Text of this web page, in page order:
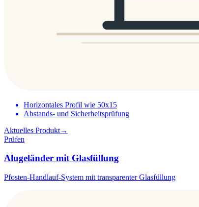
Horizontales Profil wie 50x15
Abstands- und Sicherheitsprüfung
Aktuelles Produkt→
Prüfen
Alugeländer mit Glasfüllung
Pfosten-Handlauf-System mit transparenter Glasfüllung